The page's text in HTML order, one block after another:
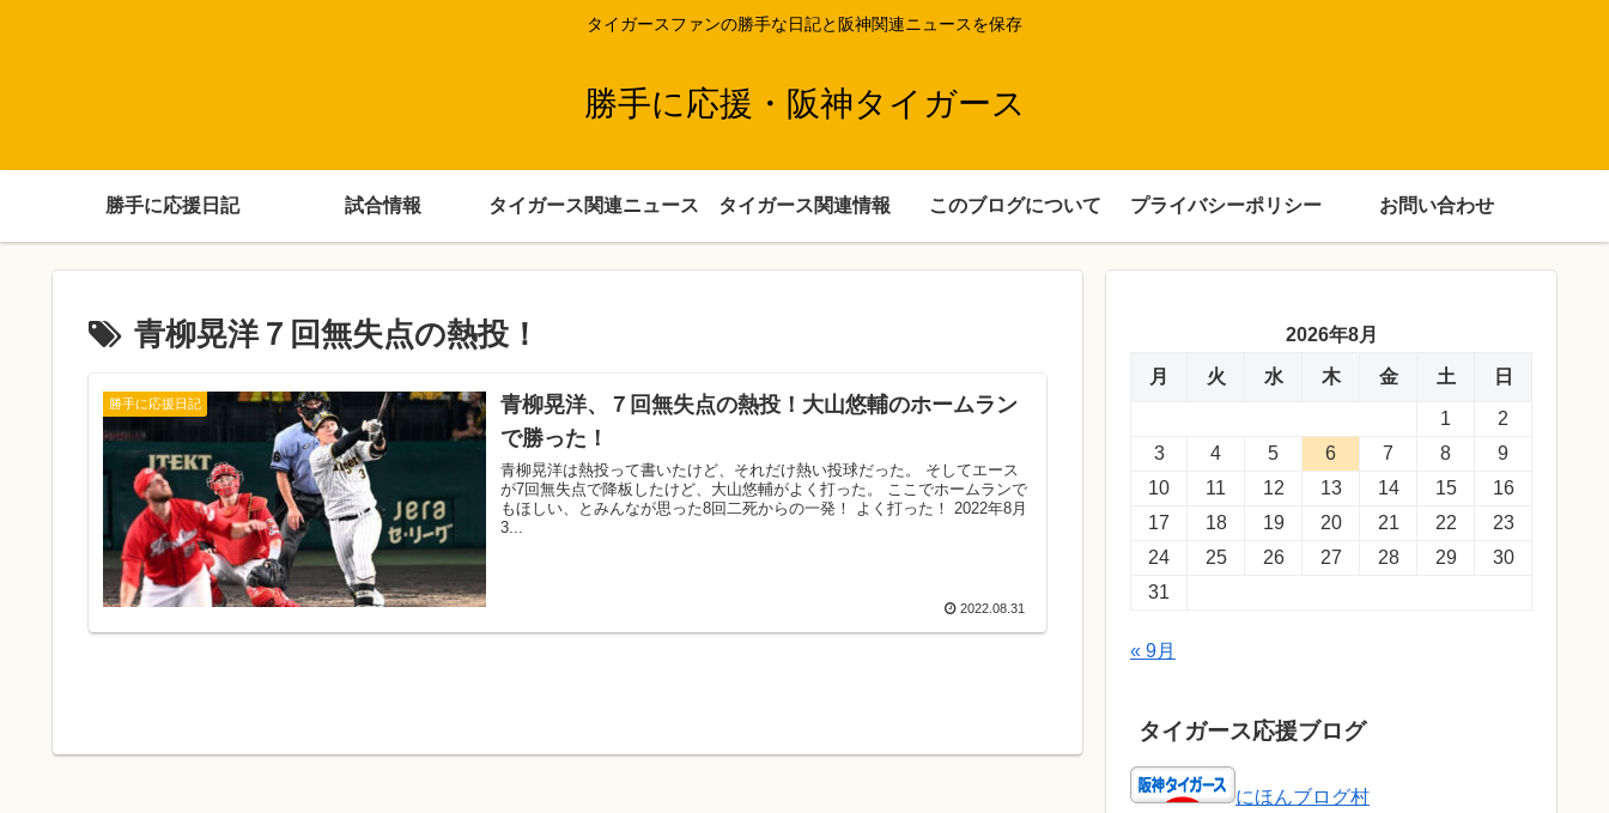
タイガースファンの勝手な日記と阪神関連ニュースを保存
勝手に応援・阪神タイガース
勝手に応援日記 試合情報 タイガース関連ニュース タイガース関連情報 このブログについて プライバシーポリシー お問い合わせ
青柳晃洋７回無失点の熱投！
勝手に応援日記
青柳晃洋、７回無失点の熱投！大山悠輔のホームラン
で勝った！
青柳晃洋は熱投って書いたけど、それだけ熱い投球だった。 そしてエース
が7回無失点で降板したけど、大山悠輔がよく打った。 ここでホームランで
もほしい、とみんなが思った8回二死からの一発！ よく打った！ 2022年8月
3...
2022.08.31
2026年8月
月 火 水 木 金 土 日
1
2
3
4 5 6 7 8
9
10
11 12 13 14 15
16
17
18 19 20 21 22
23
24
25 26 27 28 29
30
31
« 9月
タイガース応援ブログ
にほんブログ村